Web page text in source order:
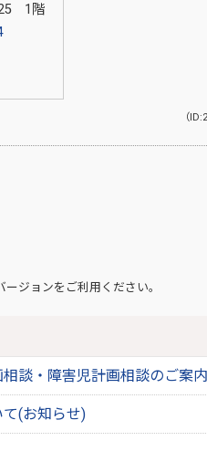
25 1階
（
ジョンをご利用ください。
談・障害児計画相談のご案
(お知らせ)